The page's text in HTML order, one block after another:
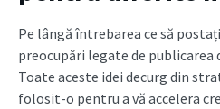
Pe lângă întrebarea ce să
preocupări legate de
Toate aceste idei decurg din
folosit-o pentru a vă accelera